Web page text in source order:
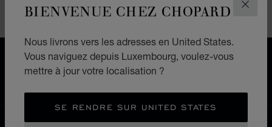
BIENVENUE CHEZ CHOPARD
Nous livrons vers les adresses en United States.
Vous naviguez depuis Luxembourg, voulez-vous
mettre à jour votre localisation ?
SE RENDRE SUR UNITED STATES
LIVRAISON OFFERTE
PAIEMENT SÉCURISÉ
ACCUEIL LOCALISER UNE BOUTIQUE